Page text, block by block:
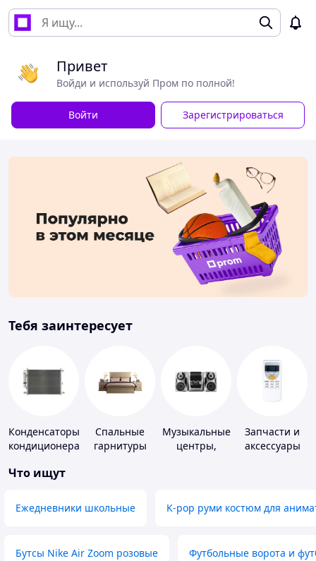
Привет
Войди и используй Пром по полной!
Войти Зарегистрироваться
Тебя заинтересует
Конденсаторы
кондиционера
Спальные
гарнитуры
Музыкальные
центры,
Запчасти и
аксессуары
Что ищут
Ежедневники школьные K-pop руми костюм для
Бутсы Nike Air Zoom розовые Футбольные ворота и